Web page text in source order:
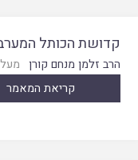
קדושת הכותל
הרב זלמן מנחם קורן
קריאת המאמר